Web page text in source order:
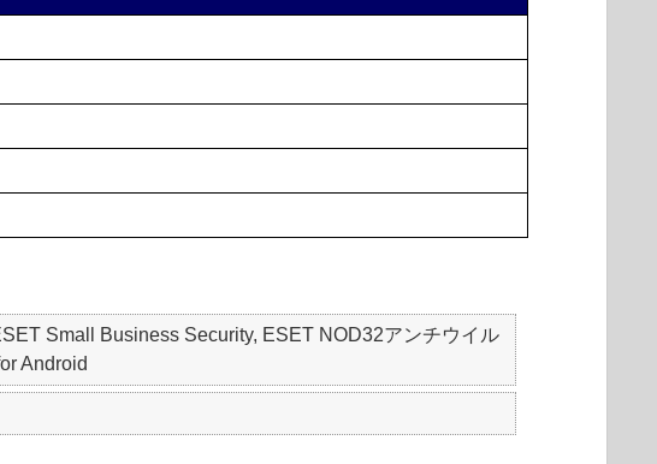
Small Business Security, ESET NOD32アンチウイル
Android